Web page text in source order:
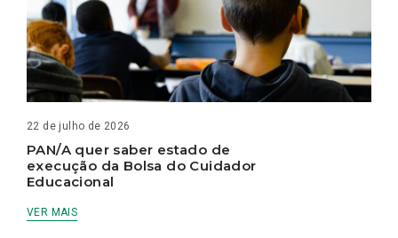
22 de julho de 2026
PAN/A quer saber estado de
execução da Bolsa do Cuidador
Educacional
VER MAIS